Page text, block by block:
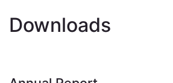
Downloads